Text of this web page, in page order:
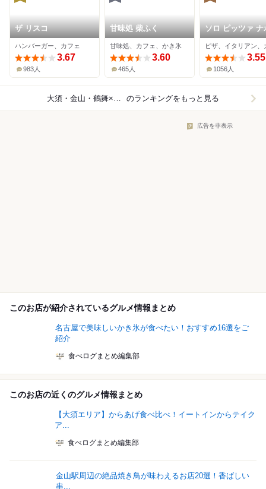
ザ リスコ
ハンバーガー、カフェ
3.67
983人
甘味処 柴ふく
甘味処、カフェ、かき氷
3.60
465人
ソロ ピッツァ ナ
ターナ ダ ピッコ
須本店
ピザ、イタリアン、
3.55
1056人
大須・金山・鶴舞×カフェ のランキングをもっと見る
広告を非表示
このお店が紹介されているグルメ情報まとめ
名古屋で美味しいかき氷が食べたい！おすすめ16選をご
紹介
食べログまとめ編集部
このお店の近くのグルメ情報まとめ
【大須エリア】からあげ食べ比べ！イートインからテイク
ア...
食べログまとめ編集部
金山駅周辺の絶品焼き鳥が味わえるお店20選！香ばしい
串...